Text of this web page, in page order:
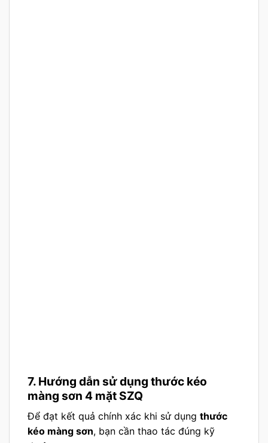
7. Hướng dẫn sử dụng thước kéo
màng sơn 4 mặt SZQ
Để đạt kết quả chính xác khi sử dụng thước
kéo màng sơn, bạn cần thao tác đúng kỹ